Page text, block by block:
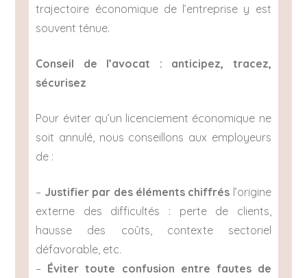
trajectoire économique de l’entreprise y est
souvent ténue.
Conseil de l’avocat : anticipez, tracez,
sécurisez
Pour éviter qu’un licenciement économique ne
soit annulé, nous conseillons aux employeurs
de :
– Justifier par des éléments chiffrés l’origine
externe des difficultés : perte de clients,
hausse des coûts, contexte sectoriel
défavorable, etc.
– Éviter toute confusion entre fautes de